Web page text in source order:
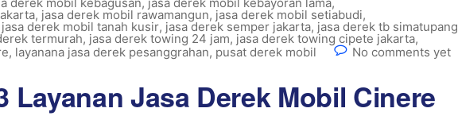
, jasa derek mobil rawamangun, jasa derek mobil setiabudi,
jasa derek mobil tanah kusir, jasa derek semper jakarta, jasa derek tb simatupang
termurah, jasa derek towing 24 jam, jasa derek towing cipete jakarta,
, layanana jasa derek pesanggrahan, pusat derek mobil No comments yet
Layanan Jasa Derek Mobil Cinere